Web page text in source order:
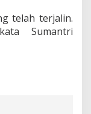
telah terjalin.
Sumantri